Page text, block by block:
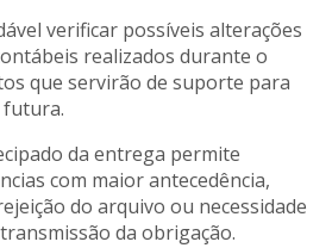
verificar possíveis alterações
realizados durante o
que servirão de suporte para
futura.
da entrega permite
com maior antecedência,
do arquivo ou necessidade
da obrigação.